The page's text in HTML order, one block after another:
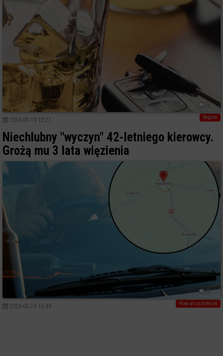
0
Region
2026-03-19 13:21
Niechlubny "wyczyn" 42-letniego kierowcy.
Grożą mu 3 lata więzienia
3
Powiat ostrołecki
2026-02-24 16:49